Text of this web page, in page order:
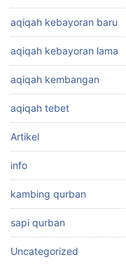
aqiqah kebayoran baru
aqiqah kebayoran lama
aqiqah kembangan
aqiqah tebet
Artikel
info
kambing qurban
sapi qurban
Uncategorized